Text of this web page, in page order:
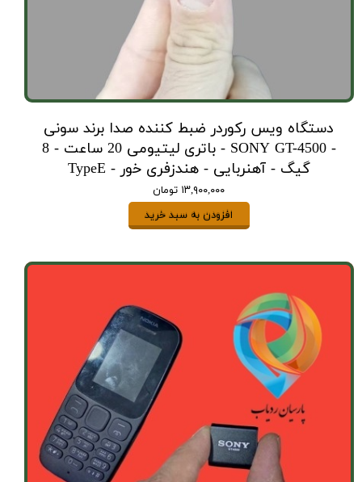
دستگاه ویس رکوردر ضبط کننده صدا برند سونی
- SONY GT-4500 - باتری لیتیومی 20 ساعت - 8
گیگ - آهنربایی - هندزفری خور - TypeE
۱۳,۹۰۰,۰۰۰ تومان
افزودن به سبد خرید